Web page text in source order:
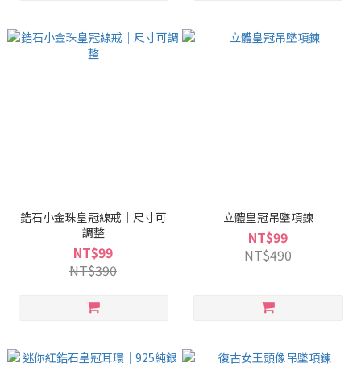
鋯石小金珠皇冠線戒｜尺寸可
調整
NT$99
NT$390
立體皇冠吊墜項鍊
NT$99
NT$490